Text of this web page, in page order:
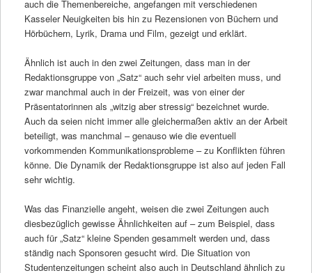
auch die Themenbereiche, angefangen mit verschiedenen
Kasseler Neuigkeiten bis hin zu Rezensionen von Büchern und
Hörbüchern, Lyrik, Drama und Film, gezeigt und erklärt.
Ähnlich ist auch in den zwei Zeitungen, dass man in der
Redaktionsgruppe von „Satz“ auch sehr viel arbeiten muss, und
zwar manchmal auch in der Freizeit, was von einer der
Präsentatorinnen als „witzig aber stressig“ bezeichnet wurde.
Auch da seien nicht immer alle gleichermaßen aktiv an der Arbeit
beteiligt, was manchmal – genauso wie die eventuell
vorkommenden Kommunikationsprobleme – zu Konflikten führen
könne. Die Dynamik der Redaktionsgruppe ist also auf jeden Fall
sehr wichtig.
Was das Finanzielle angeht, weisen die zwei Zeitungen auch
diesbezüglich gewisse Ähnlichkeiten auf – zum Beispiel, dass
auch für „Satz“ kleine Spenden gesammelt werden und, dass
ständig nach Sponsoren gesucht wird. Die Situation von
Studentenzeitungen scheint also auch in Deutschland ähnlich zu